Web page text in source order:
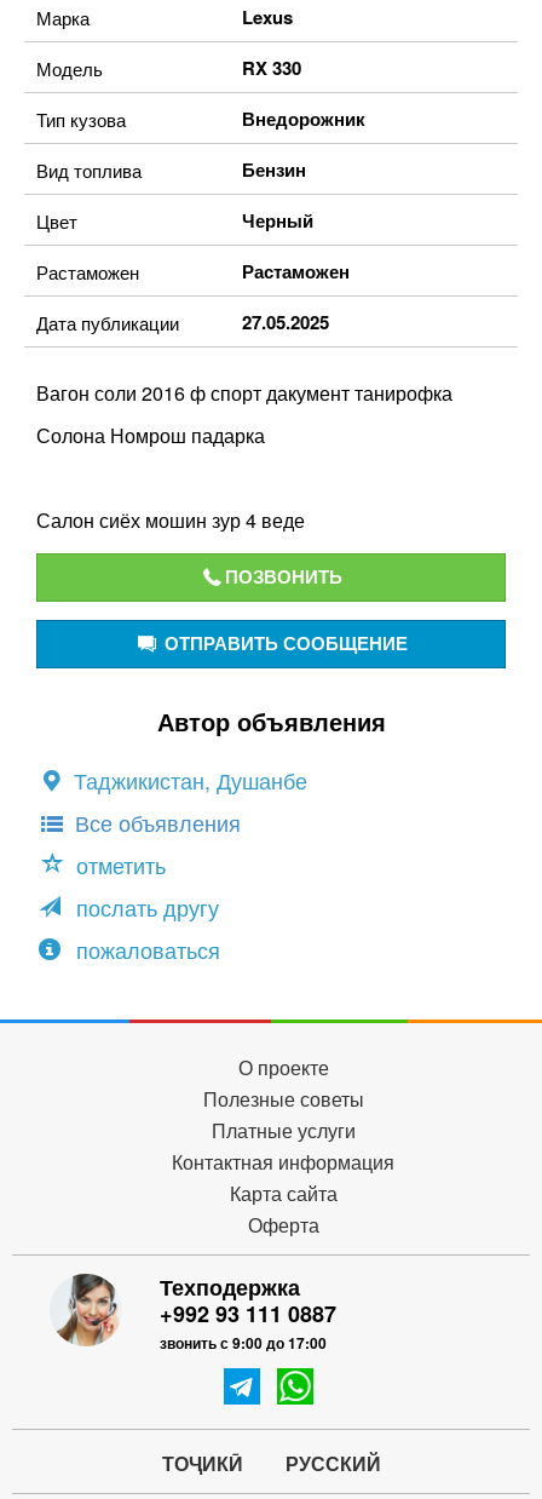
Марка Lexus
Модель RX 330
Тип кузова Внедорожник
Вид топлива Бензин
Цвет Черный
Растаможен Растаможен
Дата публикации 27.05.2025
Вагон соли 2016 ф спорт дакумент танирофка
Солона Номрош падарка
Салон сиёх мошин зур 4 веде
ПОЗВОНИТЬ
ОТПРАВИТЬ СООБЩЕНИЕ
Автор объявления
Таджикистан, Душанбе
Все объявления
отметить
послать другу
пожаловаться
О проекте
Полезные советы
Платные услуги
Контактная информация
Карта сайта
Оферта
Техподержка
+992 93 111 0887
звонить с 9:00 до 17:00
ТОҶИКӢ РУССКИЙ